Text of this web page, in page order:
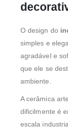
O design do
simples e
agradável e
que ele se
ambiente.
A cerâmica
dificilmente é
escala